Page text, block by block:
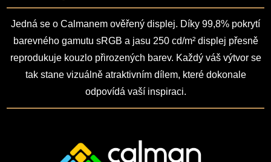
Jedná se o Calmanem ověřený displej. Díky 99,8% pokrytí
barevného gamutu sRGB a jasu 250 cd/m² displej přesně
reprodukuje kouzlo přirozených barev. Každý váš výtvor se
tak stane vizuálně atraktivním dílem, které dokonale
odpovídá vaší inspiraci.